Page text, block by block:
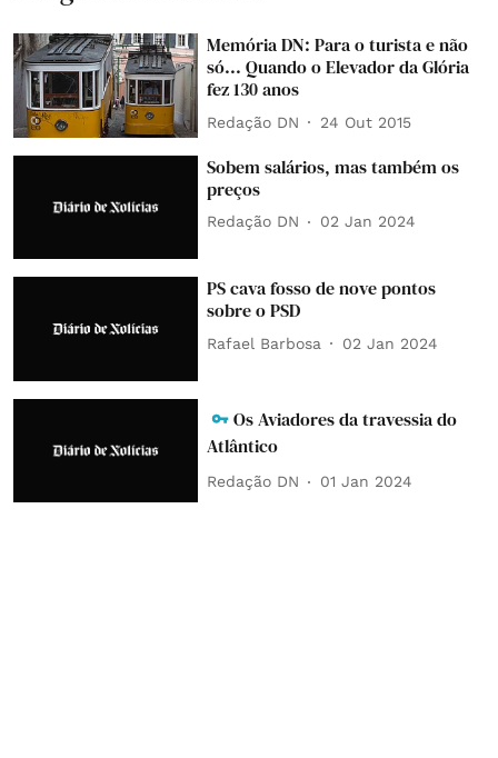
Memória DN: Para o turista e não
só... Quando o Elevador da Glória
fez 130 anos
Redação DN 24 Out 2015
Sobem salários, mas também os
preços
Redação DN 02 Jan 2024
PS cava fosso de nove pontos
sobre o PSD
Rafael Barbosa 02 Jan 2024
Os Aviadores da travessia do
Atlântico
Redação DN 01 Jan 2024